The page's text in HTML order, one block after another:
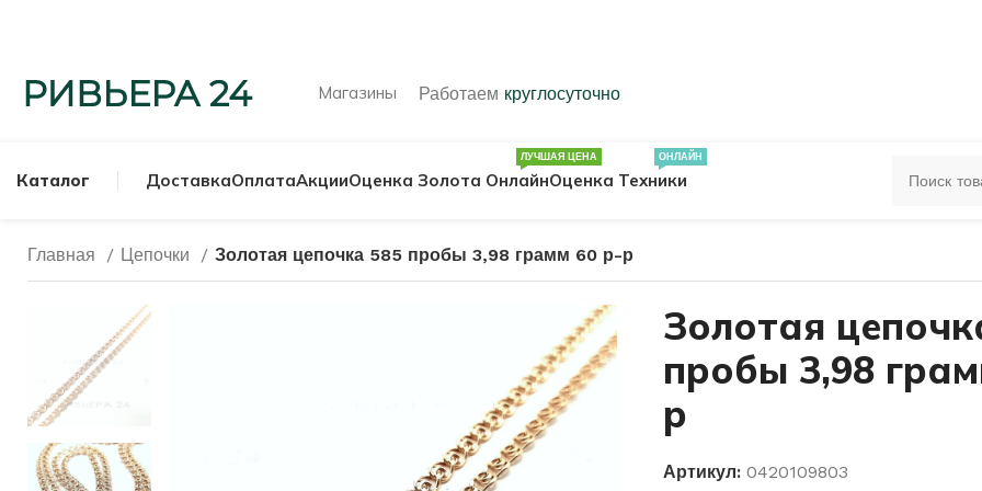
Магазины Работаем круглосуточно
Каталог
МУЖСКИЕ КОЛЬЦА ПЕЧАТКИ КОЛЬЦА 583 ПРОБЫ
СЕРЕБРЯНЫЕ КОЛЬЦА
ДоставкаОплатаАкцииОценка Золота Онлайн
ЛУЧШАЯ ЦЕНА
Оценка Техники
ОНЛАЙН
Главная Цепочки Золотая цепочка 585 пробы 3,98 грамм 60 р-р
Золотая
пробы 3,98
р
Артикул: 0420109803